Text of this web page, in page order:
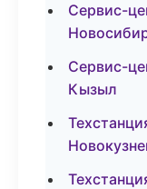
Сервис-
Сервис-
Кызыл